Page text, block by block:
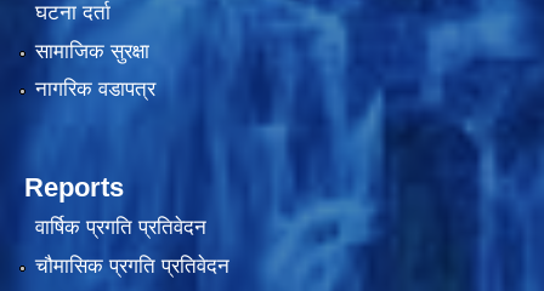
घटना दर्ता
सामाजिक सुरक्षा
नागरिक वडापत्र
Reports
वार्षिक प्रगति प्रतिवेदन
चौमासिक प्रगति प्रतिवेदन